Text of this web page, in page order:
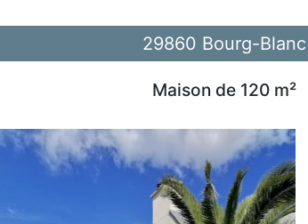
29860 Bourg-Blanc
Maison de 120 m²